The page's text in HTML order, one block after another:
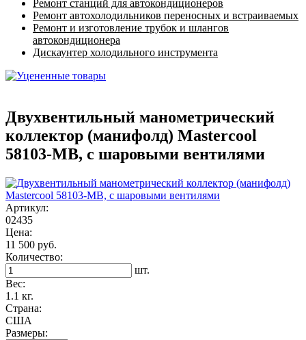
Ремонт станций для автокондиционеров
Ремонт автохолодильников переносных и встраиваемых
Ремонт и изготовление трубок и шлангов
автокондиционера
Дискаунтер холодильного инструмента
Двухвентильный манометрический
коллектор (манифолд) Mastercool
58103-МВ, с шаровыми вентилями
Артикул:
02435
Цена:
11 500 руб.
Количество:
шт.
Вес:
1.1 кг.
Страна:
США
Размеры: